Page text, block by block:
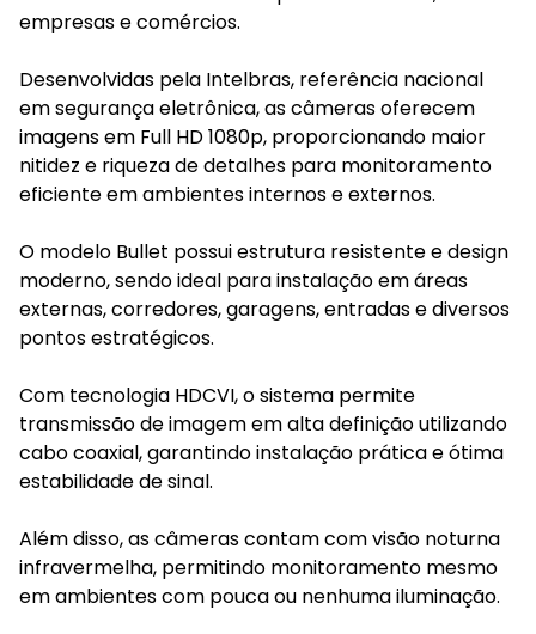
empresas e comércios.
Desenvolvidas pela Intelbras, referência nacional
em segurança eletrônica, as câmeras oferecem
imagens em Full HD 1080p, proporcionando maior
nitidez e riqueza de detalhes para monitoramento
eficiente em ambientes internos e externos.
O modelo Bullet possui estrutura resistente e design
moderno, sendo ideal para instalação em áreas
externas, corredores, garagens, entradas e diversos
pontos estratégicos.
Com tecnologia HDCVI, o sistema permite
transmissão de imagem em alta definição utilizando
cabo coaxial, garantindo instalação prática e ótima
estabilidade de sinal.
Além disso, as câmeras contam com visão noturna
infravermelha, permitindo monitoramento mesmo
em ambientes com pouca ou nenhuma iluminação.